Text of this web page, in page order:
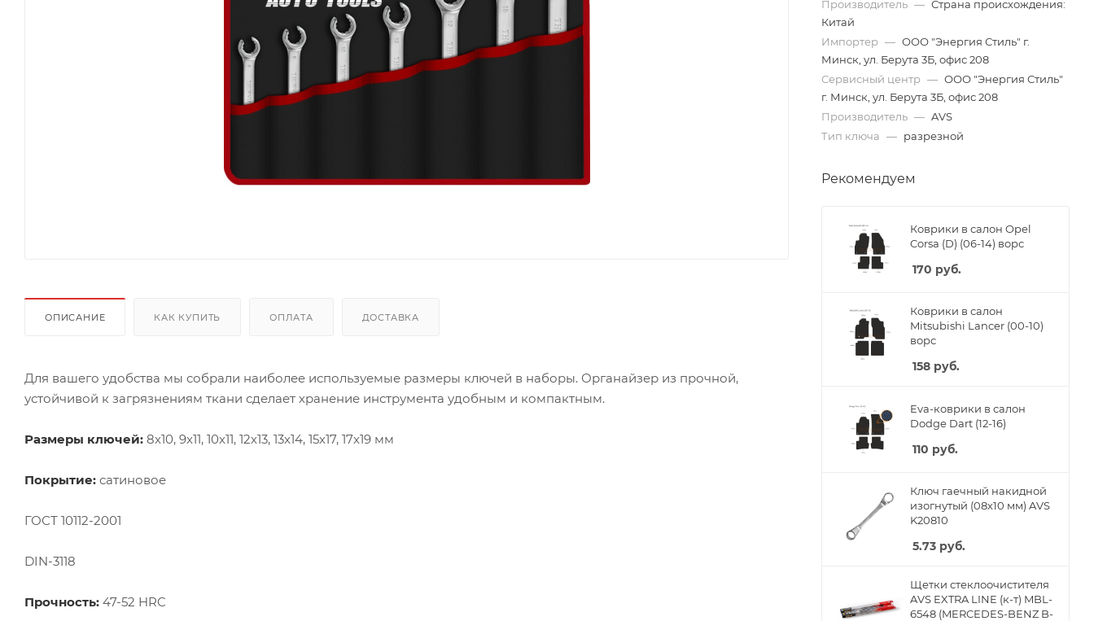
ОПИСАНИЕ КАК КУПИТЬ ОПЛАТА ДОСТАВКА
Для вашего удобства мы собрали наиболее используемые размеры ключей в наборы. Органайзер из прочной,
устойчивой к загрязнениям ткани сделает хранение инструмента удобным и компактным.
Размеры ключей: 8х10, 9х11, 10x11, 12х13, 13x14, 15х17, 17x19 мм
Покрытие: сатиновое
ГОСТ 10112-2001
DIN-3118
Прочность: 47-52 HRC
Производитель — Страна происхождения:
Китай
Импортер — ООО "Энергия Стиль" г.
Минск, ул. Берута 3Б, офис 208
Сервисный центр — ООО "Энергия Стиль"
г. Минск, ул. Берута 3Б, офис 208
Производитель — AVS
Тип ключа — разрезной
Рекомендуем
Коврики в салон Opel
Corsa (D) (06-14) ворс
170 руб.
Коврики в салон
Mitsubishi Lancer (00-10)
ворс
158 руб.
Eva-коврики в салон
Dodge Dart (12-16)
110 руб.
Ключ гаечный накидной
изогнутый (08х10 мм) AVS
K20810
5.73 руб.
Щетки стеклоочистителя
AVS EXTRA LINE (к-т) MBL-
6548 (MERCEDES-BENZ B-